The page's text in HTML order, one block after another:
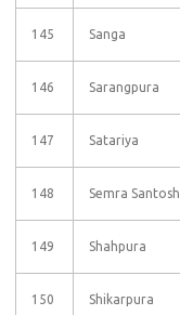
145 Sanga
146 Sarangpura
147 Satariya
148 Semra Santosh
149 Shahpura
150 Shikarpura